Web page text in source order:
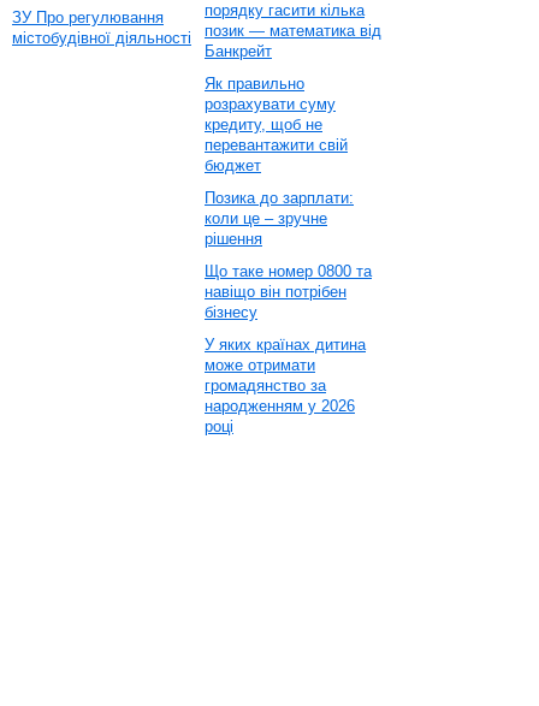
ЗУ Про регулювання
містобудівної діяльності
порядку гасити кілька
позик — математика від
Банкрейт
Як правильно
розрахувати суму
кредиту, щоб не
перевантажити свій
бюджет
Позика до зарплати:
коли це – зручне
рішення
Що таке номер 0800 та
навіщо він потрібен
бізнесу
У яких країнах дитина
може отримати
громадянство за
народженням у 2026
році